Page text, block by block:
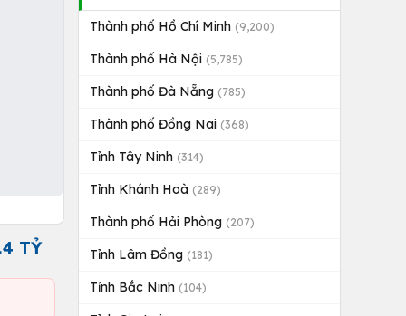
TỶ
Thành phố Hồ Chí Minh (9,200)
Thành phố Hà Nội (5,785)
Thành phố Đà Nẵng (785)
Thành phố Đồng Nai (368)
Tỉnh Tây Ninh (314)
Tỉnh Khánh Hoà (289)
Thành phố Hải Phòng (207)
Tỉnh Lâm Đồng (181)
Tỉnh Bắc Ninh (104)